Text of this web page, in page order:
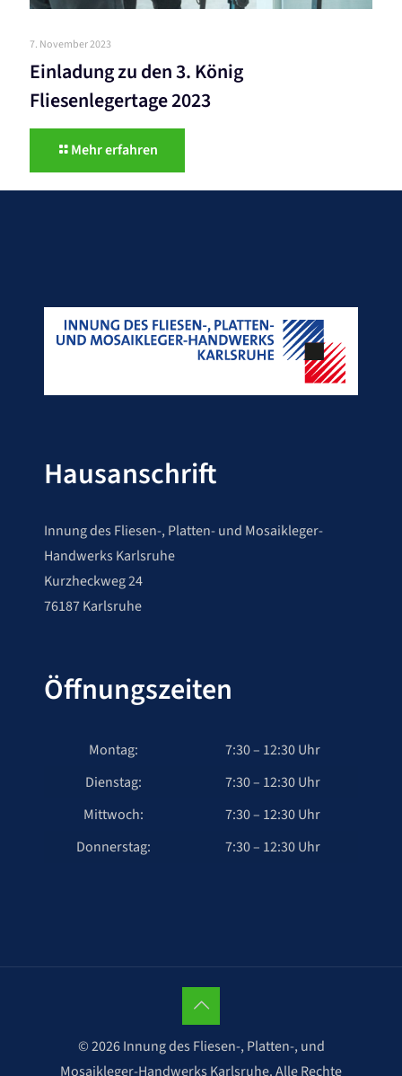
7. November 2023
Einladung zu den 3. König
Fliesenlegertage 2023
Mehr erfahren
Hausanschrift
Innung des Fliesen-, Platten- und Mosaikleger-
Handwerks Karlsruhe
Kurzheckweg 24
76187 Karlsruhe
Öffnungszeiten
Montag:
7:30 – 12:30 Uhr
Dienstag:
7:30 – 12:30 Uhr
Mittwoch:
7:30 – 12:30 Uhr
Donnerstag:
7:30 – 12:30 Uhr
© 2026 Innung des Fliesen-, Platten-, und
Mosaikleger-Handwerks Karlsruhe. Alle Rechte